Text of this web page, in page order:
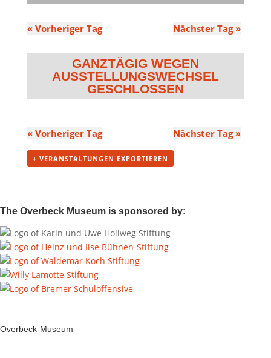
«Vorheriger Tag Nächster Tag »
GANZTÄGIG
«Vorheriger Tag Nächster Tag »
+ VERANSTALTUNGEN EXPORTIEREN
The Overbeck Museum is sponsored by:
Overbeck-Museum